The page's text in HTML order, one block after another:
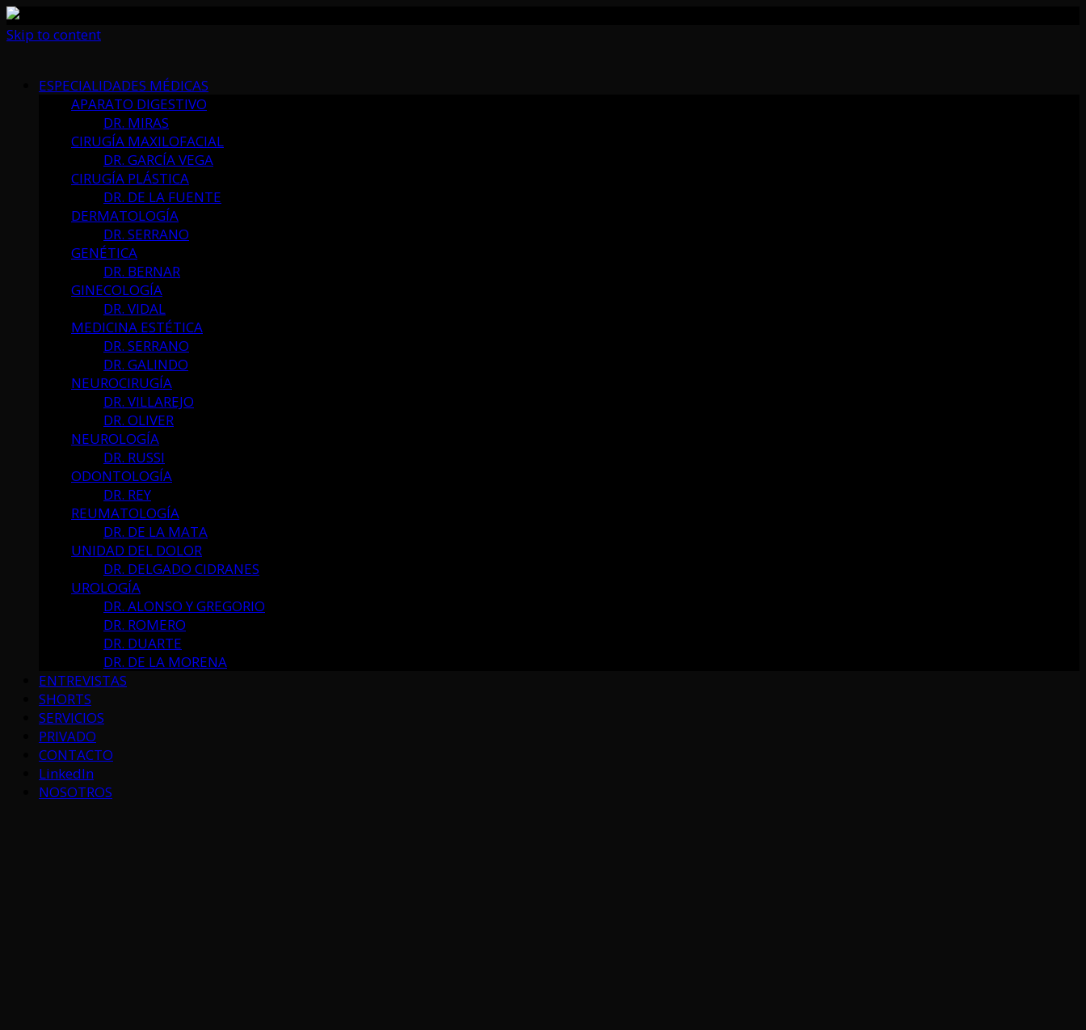
Skip to content
ESPECIALIDADES MÉDICAS
APARATO DIGESTIVO
DR. MIRAS
CIRUGÍA MAXILOFACIAL
DR. GARCÍA VEGA
CIRUGÍA PLÁSTICA
DR. DE LA FUENTE
DERMATOLOGÍA
DR. SERRANO
GENÉTICA
DR. BERNAR
GINECOLOGÍA
DR. VIDAL
MEDICINA ESTÉTICA
DR. SERRANO
DR. GALINDO
NEUROCIRUGÍA
DR. VILLAREJO
DR. OLIVER
NEUROLOGÍA
DR. RUSSI
ODONTOLOGÍA
DR. REY
REUMATOLOGÍA
DR. DE LA MATA
UNIDAD DEL DOLOR
DR. DELGADO CIDRANES
UROLOGÍA
DR. ALONSO Y GREGORIO
DR. ROMERO
DR. DUARTE
DR. DE LA MORENA
ENTREVISTAS
SHORTS
SERVICIOS
PRIVADO
CONTACTO
LinkedIn
NOSOTROS